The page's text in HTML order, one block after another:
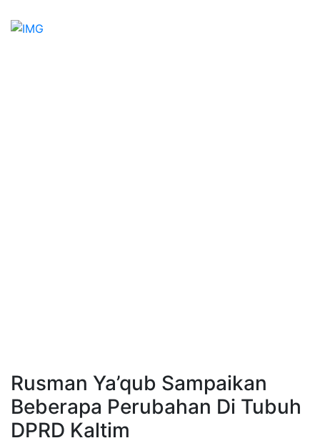
Rusman Ya’qub Sampaikan
Beberapa Perubahan Di Tubuh
DPRD Kaltim